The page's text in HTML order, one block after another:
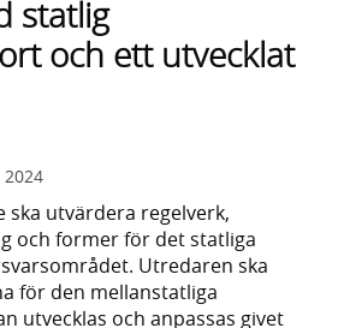
statlig
och ett utvecklat
ska utvärdera regelverk,
och former för det statliga
Utredaren ska
för den mellanstatliga
utvecklas och anpassas givet